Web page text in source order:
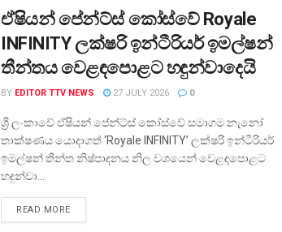
ඒෂියන් පේන්ට්ස් කෝස්වේ Royale
INFINITY ලක්ෂරි ඉන්ටීරියර් ඉමල්ෂන්
තීන්තය වෙළඳපොළට හඳුන්වාදෙයි
BY EDITOR TTV NEWS 27 JULY 2026 0
ශ්‍රී ලංකාවේ ඒෂියන් පේන්ට්ස් කෝස්වේ සමාගම නැනෝ
තාක්ෂණය යොදාගත් ‘Royale INFINITY’ ලක්ෂරි ඉන්ටීරියර්
ඉමල්ෂන් තීන්ත නිෂ්පාදනය නිල වශයෙන් වෙළඳපොළට
හඳුන්වා...
READ MORE